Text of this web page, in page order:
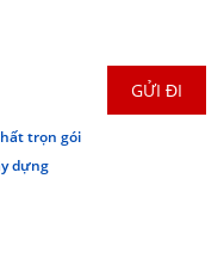
trọn gói
dựng